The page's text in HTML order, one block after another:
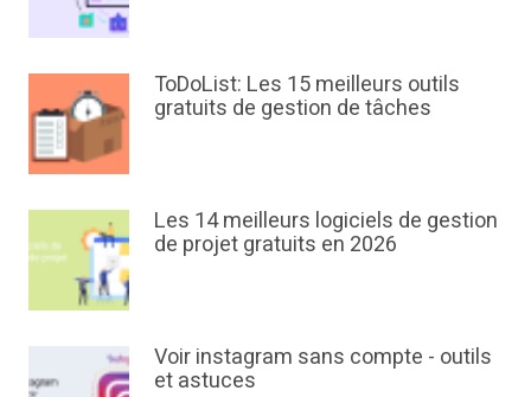
ToDoList: Les 15 meilleurs outils
gratuits de gestion de tâches
Les 14 meilleurs logiciels de gestion
de projet gratuits en 2026
Voir instagram sans compte - outils
et astuces